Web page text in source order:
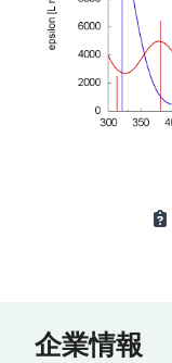
企業情報